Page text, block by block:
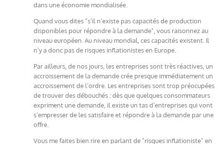
dans une économie mondialisée.
Quand vous dites "s’il n’existe pas capacités de production
disponibles pour répondre à la demande", vous raisonnez au
niveau européen. Au niveau mondial, ces capacités existent. Il
n’y a donc pas de risques inflationistes en Europe.
Par ailleurs, de nos jours, les entreprises sont très réactives, un
accroissement de la demande crée presque immédiatement un
accroissement de l’ordre. Les entreprises sont trop préocupées
de trouver des débouchés : dès que quelques consommateurs
expriment une demande, il existe un tas d’entreprises qui vont
s’empresser de les satisfaire et répondre à la demande par une
offre.
Vous me faites bien rire en parlant de "risques inflationiste" en